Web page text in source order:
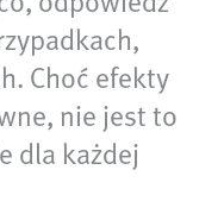
Choć efekty
nie jest to
dla każdej